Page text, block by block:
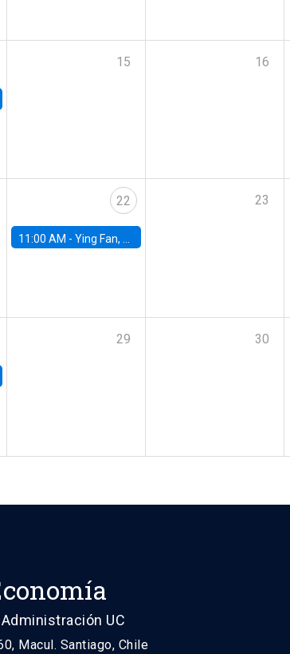
15 16
22
11:00 AM -Ying Fan, University of Michigan
23
29 30
UC
Macul. Santiago, Chile